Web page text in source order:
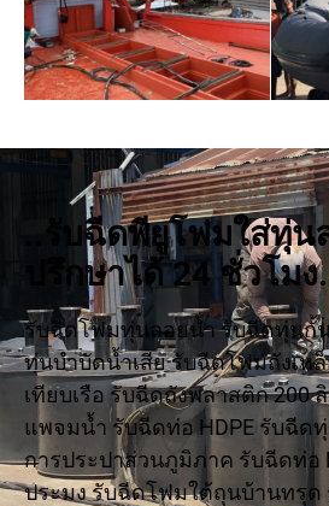
..รับฉีดพียูโฟมใส่ทุ่น
ปรึกษาได้ 24 ชั่วโมง
รับฉีดโฟมทุ่นลอยน้ำ รับฉีดทุ่นกั้
ทุ่นบำบัดน้ำเสีย รับฉีดโฟมถังเห
เทียบเรือ รับฉีดถังพลาสติก 200
แพจมน้ำ รับฉีดท่อ HDPE รับฉี
การประปาส่วนภูมิภาค รับฉีดท่อ
ประมง รับฉีดโฟมใต้ถุนบ้านทรุด